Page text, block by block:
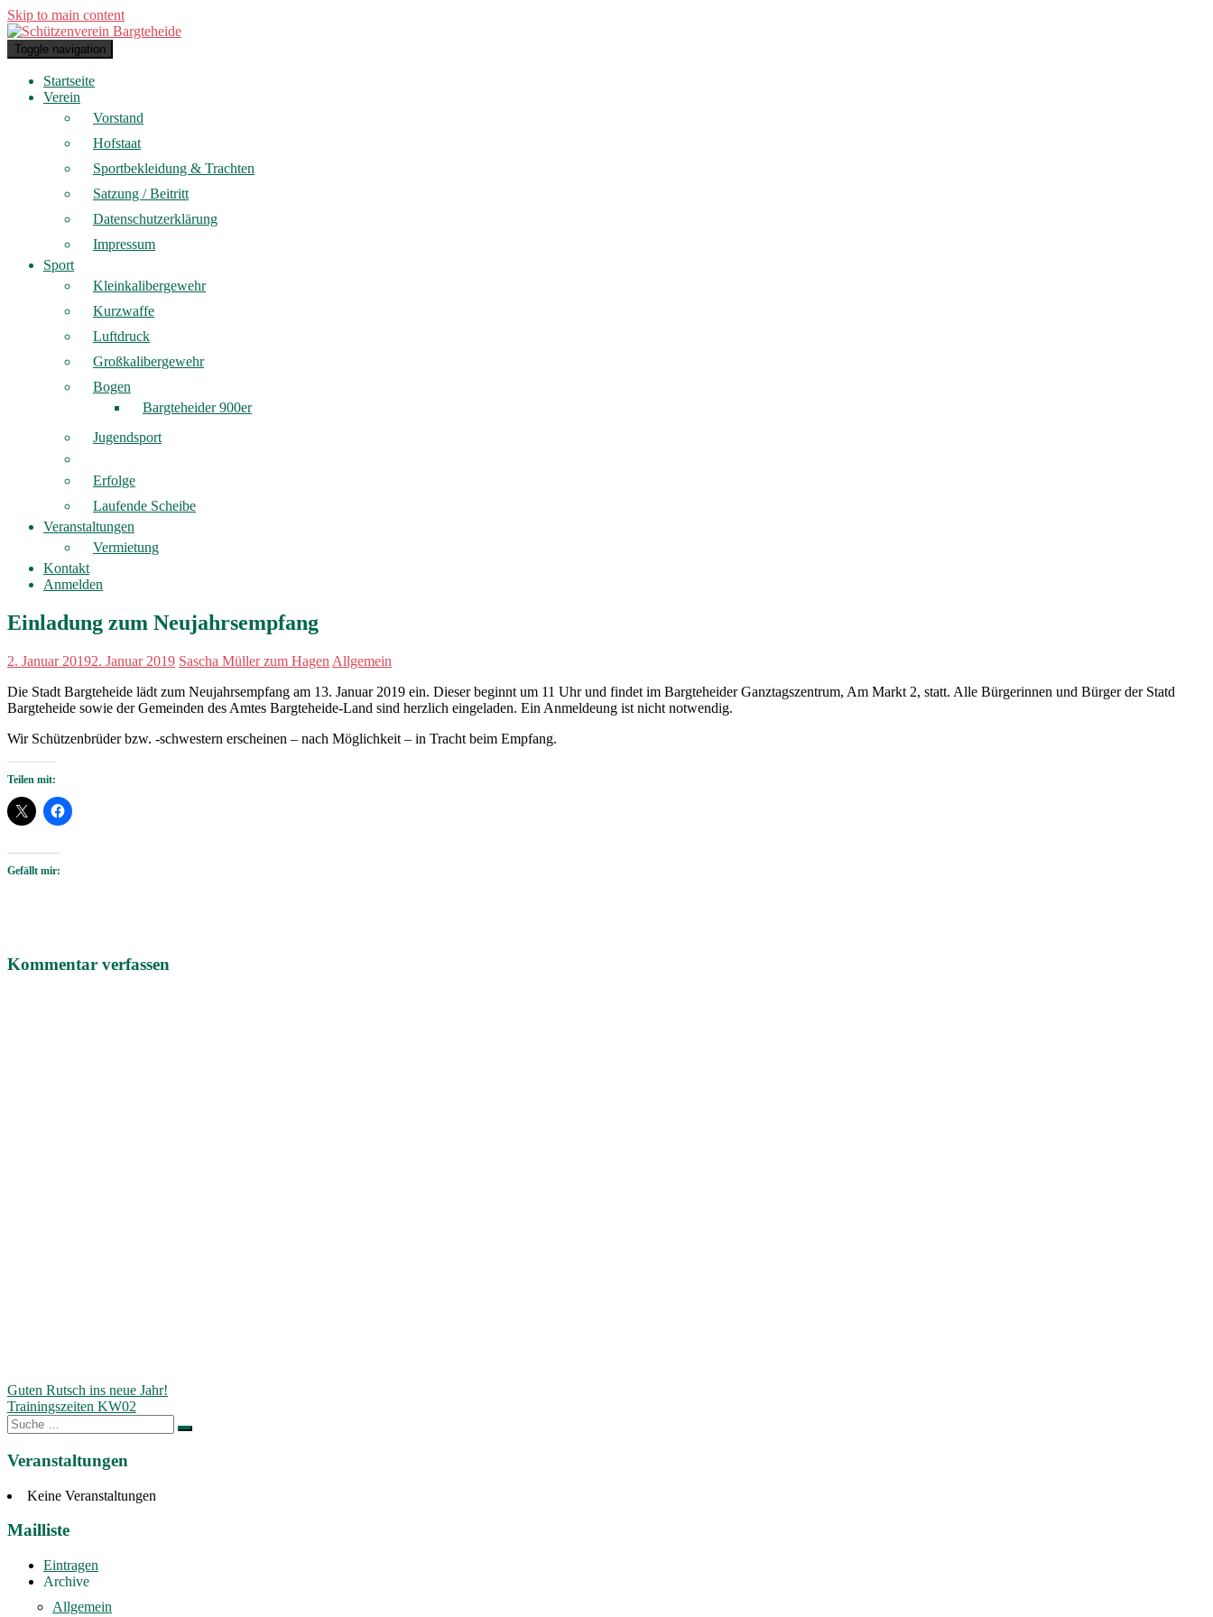
Skip to main content
Toggle navigation
Startseite
Verein
Vorstand
Hofstaat
Sportbekleidung & Trachten
Satzung / Beitritt
Datenschutzerklärung
Impressum
Sport
Kleinkalibergewehr
Kurzwaffe
Luftdruck
Großkalibergewehr
Bogen
Bargteheider 900er
Jugendsport
Erfolge
Laufende Scheibe
Veranstaltungen
Vermietung
Kontakt
Anmelden
Einladung zum Neujahrsempfang
2. Januar 20192. Januar 2019 Sascha Müller zum Hagen Allgemein
Die Stadt Bargteheide lädt zum Neujahrsempfang am 13. Januar 2019 ein. Dieser beginnt um 11 Uhr und findet im Bargteheider Ganztagszentrum, Am Markt 2, statt. Alle Bürgerinnen und Bürger der Statd
Bargteheide sowie der Gemeinden des Amtes Bargteheide-Land sind herzlich eingeladen. Ein Anmeldeung ist nicht notwendig.
Wir Schützenbrüder bzw. -schwestern erscheinen – nach Möglichkeit – in Tracht beim Empfang.
Teilen mit:
Gefällt mir:
Kommentar verfassen
Beitragsnavigation
Guten Rutsch ins neue Jahr!
Trainingszeiten KW02
Suche
nach:
Veranstaltungen
Keine Veranstaltungen
Mailliste
Eintragen
Archive
Allgemein